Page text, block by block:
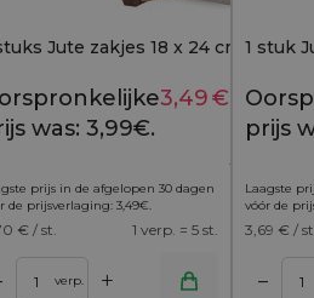
-
4,29 €
is:
Jute zakjes 18 x 24 cm -
was: 3,99€.
3,49€
prijs is:
3,49€.
prijs in de afgelopen 30 dagen
de prijsverlaging: 3,49€.
€ / st. 1 verp. = 5 st.
verp. +
1 stuk
prijs
Laagste
vóór de
3,69 € /
–
Toevoegen aan winkelwagen